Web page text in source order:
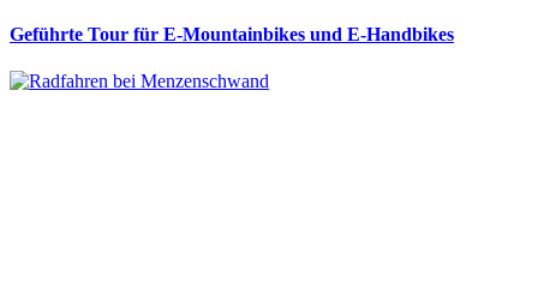
Geführte Tour für E-Mountainbikes und E-Handbikes